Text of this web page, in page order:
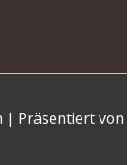
| Präsentiert von